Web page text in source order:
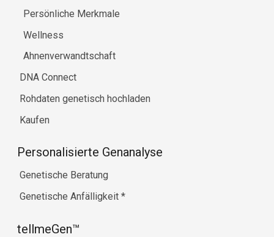
Persönliche Merkmale
Wellness
Ahnenverwandtschaft
DNA Connect
Rohdaten genetisch hochladen
Kaufen
Personalisierte Genanalyse
Genetische Beratung
Genetische Anfälligkeit *
tellmeGen™